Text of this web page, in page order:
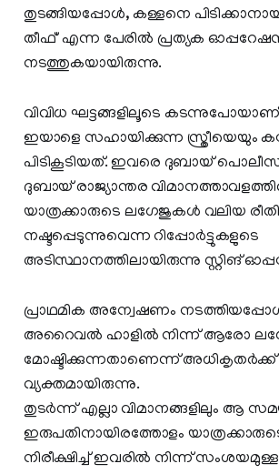
തുടങ്ങിയപ്പോള്‍, കള്ളനെ
തീഫ്' എന്ന പേരില്‍ പ്രത്യക
നടത്തുകയായിരുന്നു.
വിവിധ ഘട്ടങ്ങളിലൂടെ
ഇയാളെ സഹായിക്കുന്ന സ്ത്രീയെയും
പിടികൂടിയത്. ഇവരെ ദുബായ്
ദുബായ് രാജ്യാന്തര
യാത്രക്കാരുടെ ലഗേജുകൾ വലിയ
നഷ്ടപ്പെടുന്നുവെന്ന റിപ്പോർട്ടുകളുടെ
അടിസ്ഥാനത്തിലായിരുന്നു സ്റ്റിങ്
പ്രാഥമിക അന്വേഷണം
അറൈവല്‍ ഹാളില്‍ നിന്ന് ആരോ
മോഷ്ടിക്കുന്നതാണെന്ന് അധികൃതര്‍ക്ക്
വ്യക്തമായിരുന്നു.
തുടര്‍ന്ന് എല്ലാ വിമാനങ്ങളിലും ആ
ഇരുപതിനായിരത്തോളം
നിരീക്ഷിച്ച് ഇവരില്‍ നിന്ന്